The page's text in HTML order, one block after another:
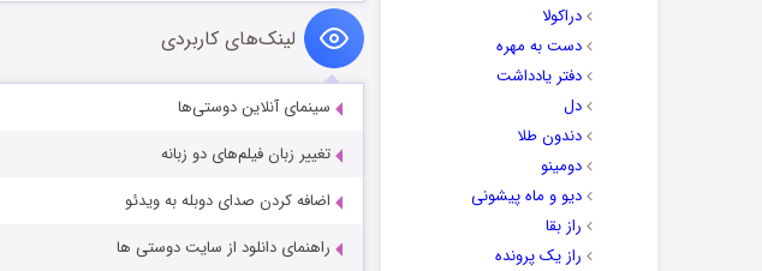
دراکولا
دست به مهره
دفتر یادداشت
دل
دندون طلا
دومینو
دیو و ماه پیشونی
راز بقا
راز یک پرونده
لینک‌های کاربردی
سینمای آنلاین دوستی‌ها
تغییر زبان فیلم‌های دو زبانه
اضافه کردن صدای دوبله به ویدئو
راهنمای دانلود از سایت دوستی ها